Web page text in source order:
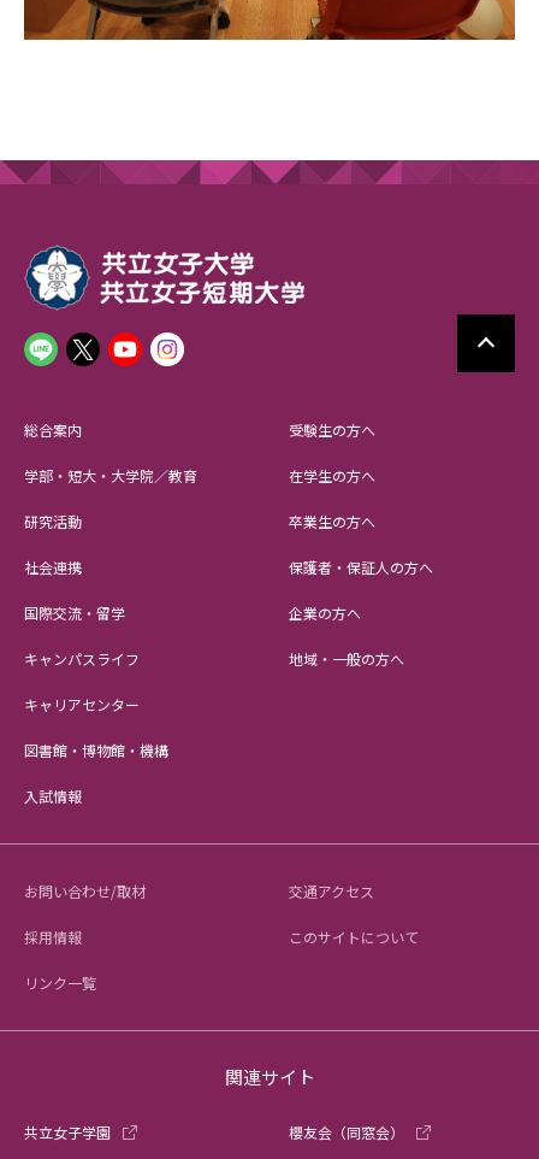
総合案内
学部・短大・大学院／教育
研究活動
社会連携
国際交流・留学
キャンパスライフ
キャリアセンター
図書館・博物館・機構
入試情報
受験生の方へ
在学生の方へ
卒業生の方へ
保護者・保証人の方へ
企業の方へ
地域・一般の方へ
お問い合わせ/取材 交通アクセス
採用情報 このサイトについて
リンク一覧
関連サイト
共立女子学園 櫻友会（同窓会）